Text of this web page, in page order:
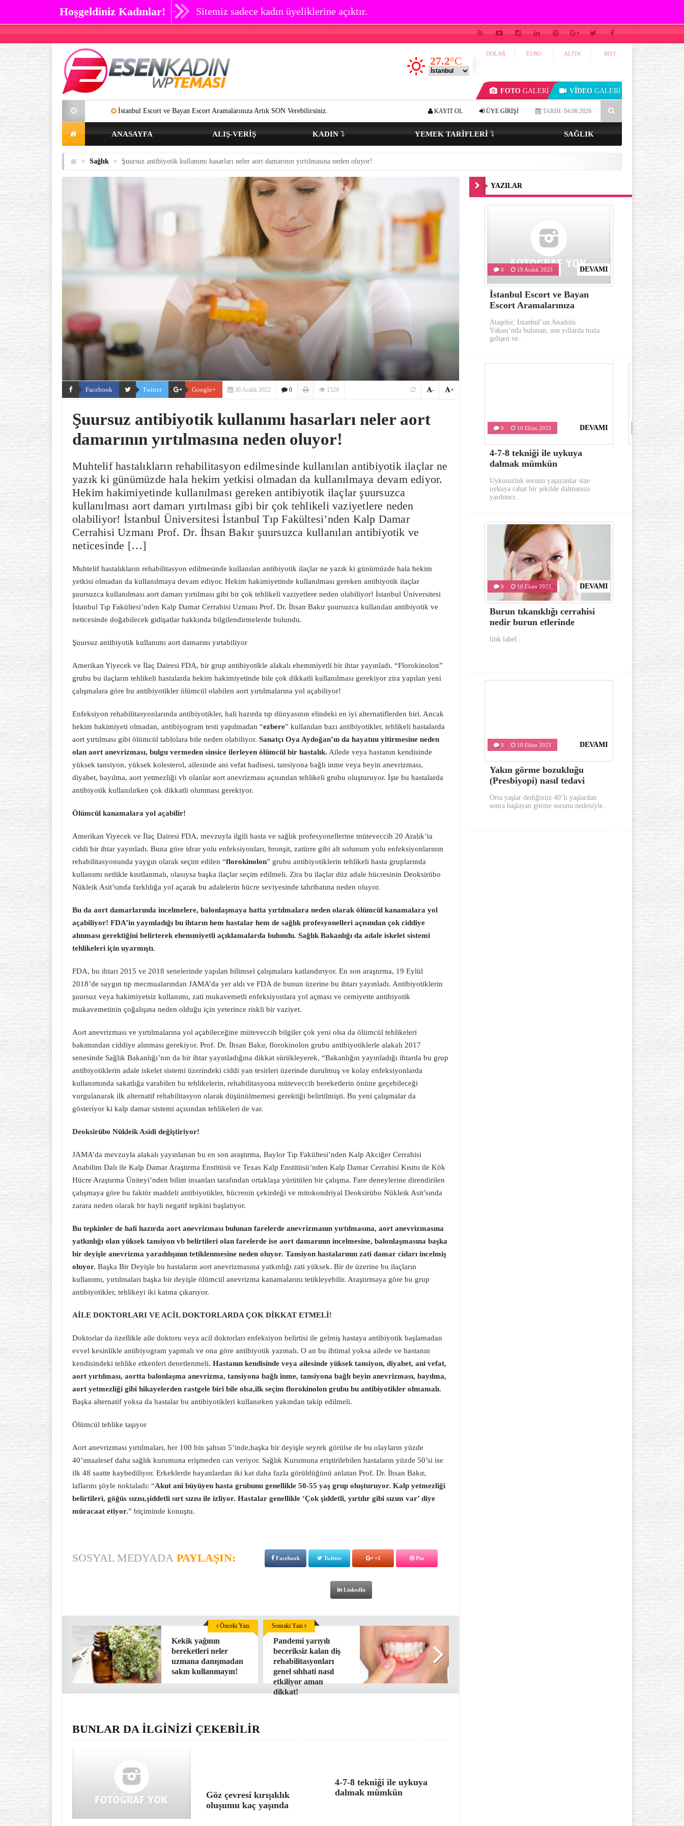
Hoşgeldiniz Kadınlar! Sitemiz sadece kadın üyeliklerine açıktır.
FOTO GALERİ VİDEO GALERİ
DOLAR EURO ALTIN BIST
27.2°C
İstanbul Escort ve Bayan Escort Aramalarınıza Artık SON Verebilirsiniz. Göz çevresi kırışıklık oluşumu kaç yaşında başlar? Açık tenli ve renkli gözlüyseniz… 4-7-8 tekniği ile uykuya dalmak
TARİH: 04.08.2026
ÜYE GİRİŞİ
KAYIT OL
ANASAYFA ALIŞ-VERIŞ KADIN YEMEK TARIFLERI SAĞLIK
» Sağlık » Şuursuz antibiyotik kullanımı hasarları neler aort damarının yırtılmasına neden oluyor!
Facebook Twitter Google+ 30 Aralık 2022 0 1529 +
-
Şuursuz antibiyotik kullanımı hasarları neler aort
damarının yırtılmasına neden oluyor!
Muhtelif hastalıkların rehabilitasyon edilmesinde kullanılan antibiyotik ilaçlar ne
yazık ki günümüzde hala hekim yetkisi olmadan da kullanılmaya devam ediyor.
Hekim hakimiyetinde kullanılması gereken antibiyotik ilaçlar şuursuzca
kullanılması aort damarı yırtılması gibi bir çok tehlikeli vaziyetlere neden
olabiliyor! İstanbul Üniversitesi İstanbul Tıp Fakültesi’nden Kalp Damar
Cerrahisi Uzmanı Prof. Dr. İhsan Bakır şuursuzca kullanılan antibiyotik ve
neticesinde […]
Muhtelif hastalıkların rehabilitasyon edilmesinde kullanılan antibiyotik ilaçlar ne yazık ki günümüzde hala hekim
yetkisi olmadan da kullanılmaya devam ediyor. Hekim hakimiyetinde kullanılması gereken antibiyotik ilaçlar
şuursuzca kullanılması aort damarı yırtılması gibi bir çok tehlikeli vaziyetlere neden olabiliyor! İstanbul Üniversitesi
İstanbul Tıp Fakültesi’nden Kalp Damar Cerrahisi Uzmanı Prof. Dr. İhsan Bakır şuursuzca kullanılan antibiyotik ve
neticesinde doğabilecek gidişatlar hakkında bilgilendirmelerde bulundu.
Şuursuz antibiyotik kullanımı aort damarını yırtabiliyor
Amerikan Yiyecek ve İlaç Dairesi FDA, bir grup antibiyotikle alakalı ehemmiyetli bir ihtar yayınladı. “Florokinolon”
grubu bu ilaçların tehlikeli hastalarda hekim hakimiyetinde bile çok dikkatli kullanılması gerekiyor zira yapılan yeni
çalışmalara göre bu antibiyotikler ölümcül olabilen aort yırtılmalarına yol açabiliyor!
Enfeksiyon rehabilitasyonlarında antibiyotikler, hali hazırda tıp dünyasının elindeki en iyi alternatiflerden biri. Ancak
hekim hakimiyeti olmadan, antibiyogram testi yapılmadan “ezbere” kullanılan bazı antibiyotikler, tehlikeli hastalarda
aort yırtılması gibi ölümcül tablolara bile neden olabiliyor. Sanatçı Oya Aydoğan’ın da hayatını yitirmesine neden
olan aort anevrizması, bulgu vermeden sinsice ilerleyen ölümcül bir hastalık. Ailede veya hastanın kendisinde
yüksek tansiyon, yüksek kolesterol, ailesinde ani vefat hadisesi, tansiyona bağlı inme veya beyin anevrizması,
diyabet, bayılma, aort yetmezliği vb olanlar aort anevrizması açısından tehlikeli grubu oluşturuyor. İşte bu hastalarda
antibiyotik kullanılırken çok dikkatli olunması gerekiyor.
Ölümcül kanamalara yol açabilir!
Amerikan Yiyecek ve İlaç Dairesi FDA, mevzuyla ilgili hasta ve sağlık profesyonellerine müteveccih 20 Aralık’ta
ciddi bir ihtar yayınladı. Buna göre idrar yolu enfeksiyonları, bronşit, zatürre gibi alt solunum yolu enfeksiyonlarının
rehabilitasyonunda yaygın olarak seçim edilen “florokinolon” grubu antibiyotiklerin tehlikeli hasta gruplarında
kullanımı netlikle kısıtlanmalı, olasıysa başka ilaçlar seçim edilmeli. Zira bu ilaçlar düz adale hücresinin Deoksirübo
Nükleik Asit’sında farklılığa yol açarak bu adalelerin hücre seviyesinde tahribatına neden oluyor.
Bu da aort damarlarında incelmelere, balonlaşmaya hatta yırtılmalara neden olarak ölümcül kanamalara yol
açabiliyor! FDA’in yayınladığı bu ihtarın hem hastalar hem de sağlık profesyonelleri açısından çok ciddiye
alınması gerektiğini belirterek ehemmiyetli açıklamalarda bulundu. Sağlık Bakanlığı da adale iskelet sistemi
tehlikeleri için uyarmıştı.
FDA, bu ihtarı 2015 ve 2018 senelerinde yapılan bilimsel çalışmalara katlandırıyor. En son araştırma, 19 Eylül
2018’de saygın tıp mecmualarından JAMA’da yer aldı ve FDA de bunun üzerine bu ihtarı yayınladı. Antibiyotiklerin
şuursuz veya hakimiyetsiz kullanımı, zati mukavemetli enfeksiyonlara yol açması ve cemiyette antibiyotik
mukavemetinin çoğalışına neden olduğu için yeterince riskli bir vaziyet.
Aort anevrizması ve yırtılmalarına yol açabileceğine müteveccih bilgiler çok yeni olsa da ölümcül tehlikeleri
bakımından ciddiye alınması gerekiyor. Prof. Dr. İhsan Bakır, florokinolon grubu antibiyotiklerle alakalı 2017
senesinde Sağlık Bakanlığı’nın da bir ihtar yayınladığına dikkat sürükleyerek, “Bakanlığın yayınladığı ihtarda bu grup
antibiyotiklerin adale iskelet sistemi üzerindeki ciddi yan tesirleri üzerinde durulmuş ve kolay enfeksiyonlarda
kullanımında sakatlığa varabilen bu tehlikelerin, rehabilitasyona müteveccih bereketlerin önüne geçebileceği
vurgulanarak ilk alternatif rehabilitasyon olarak düşünülmemesi gerektiği belirtilmişti. Bu yeni çalışmalar da
gösteriyor ki kalp damar sistemi açısından tehlikeleri de var.
Deoksirübo Nükleik Asidi değiştiriyor!
JAMA’da mevzuyla alakalı yayınlanan bu en son araştırma, Baylor Tıp Fakültesi’nden Kalp Akciğer Cerrahisi
Anabilim Dalı ile Kalp Damar Araştırma Enstitüsü ve Texas Kalp Enstitüsü’nden Kalp Damar Cerrahisi Kısmı ile Kök
Hücre Araştırma Üniteyi’nden bilim insanları tarafından ortaklaşa yürütülen bir çalışma. Fare deneylerine direndirilen
çalışmaya göre bu faktör maddeli antibiyotikler, hücrenin çekirdeği ve mitokondriyal Deoksirübo Nükleik Asit’sında
zarara neden olarak bir hayli negatif tepkini başlatıyor.
Bu tepkinler de hali hazırda aort anevrizması bulunan farelerde anevrizmanın yırtılmasına, aort anevrizmasına
yatkınlığı olan yüksek tansiyon vb belirtileri olan farelerde ise aort damarının incelmesine, balonlaşmasına başka
bir deyişle anevrizma yaradılışının tetiklenmesine neden oluyor. Tansiyon hastalarının zati damar cidarı incelmiş
oluyor. Başka Bir Deyişle bu hastaların aort anevrizmasına yatkınlığı zati yüksek. Bir de üzerine bu ilaçların
kullanımı, yırtılmaları başka bir deyişle ölümcül anevrizma kanamalarını tetikleyebilir. Araştırmaya göre bu grup
antibiyotikler, tehlikeyi iki katına çıkarıyor.
AİLE DOKTORLARI VE ACİL DOKTORLARDA ÇOK DİKKAT ETMELİ!
Doktorlar da özellikle aile doktoru veya acil doktorları enfeksiyon belirtisi ile gelmiş hastaya antibiyotik başlamadan
evvel kesinlikle antibiyogram yapmalı ve ona göre antibiyotik yazmalı. O an bu ihtimal yoksa ailede ve hastanın
kendisindeki tehlike etkenleri denetlenmeli. Hastanın kendisinde veya ailesinde yüksek tansiyon, diyabet, ani vefat,
aort yırtılması, aortta balonlaşma anevrizma, tansiyona bağlı inme, tansiyona bağlı beyin anevrizması, bayılma,
aort yetmezliği gibi hikayelerden rastgele biri bile olsa,ilk seçim florokinolon grubu bu antibiyotikler olmamalı.
Başka alternatif yoksa da hastalar bu antibiyotikleri kullanırken yakından takip edilmeli.
Ölümcül tehlike taşıyor
Aort anevrizması yırtılmaları, her 100 bin şahsın 5’inde,başka bir deyişle seyrek görülse de bu olayların yüzde
40’ımaalesef daha sağlık kurumuna erişmeden can veriyor. Sağlık Kurumuna eriştirilebilen hastaların yüzde 50’si ise
ilk 48 saatte kaybediliyor. Erkeklerde bayanlardan iki kat daha fazla görüldüğünü anlatan Prof. Dr. İhsan Bakır,
laflarını şöyle noktaladı: “Akut ani büyüyen hasta grubunu genellikle 50-55 yaş grup oluşturuyor. Kalp yetmezliği
belirtileri, göğüs sızısı,şiddetli sırt sızısı ile izliyor. Hastalar genellikle ‘Çok şiddetli, yırtılır gibi sızım var’ diye
müracaat etiyor.” biçiminde konuştu.
SOSYAL MEDYADA PAYLAŞIN: Facebook Twitter +1 Pin
LinkedIn
Kekik yağının
bereketleri neler
uzmana danışmadan
sakın kullanmayın!
Önceki Yazı
Pandemi yarıyılı
beceriksiz kalan diş
rehabilitasyonları
genel sıhhati nasıl
etkiliyor aman
dikkat!
Sonraki Yazı
BUNLAR DA İLGİNİZİ ÇEKEBİLİR
Göz çevresi kırışıklık
oluşumu kaç yaşında
4-7-8 tekniği ile uykuya
dalmak mümkün
YAZILAR
DEVAMI
0 19 Aralık 2023
İstanbul Escort ve Bayan
Escort Aramalarınıza
Ataşehir, İstanbul’un Anadolu
Yakası’nda bulunan, son yıllarda hızla
gelişen ve..
10
Göz
oluşumu
Göz
önemli
DEVAMI
0 10 Ekim 2023
4-7-8 tekniği ile uykuya
dalmak mümkün
Uykusuzluk sorunu yaşayanlar size
uykuya rahat bir şekilde dalmanıza
yardımcı..
0 10 Ekim
Varis
aylarında
Gerek görünümü
oldukça dikkat
hastalıklardan..
DEVAMI
0 10 Ekim 2023
Burun tıkanıklığı cerrahisi
nedir burun etlerinde
link label..
0
İlk yardım
link label..
DEVAMI
0 10 Ekim 2023
Yakın görme bozukluğu
(Presbiyopi) nasıl tedavi
Orta yaşlar dediğimiz 40’lı yaşlardan
sonra başlayan görme sorunu nedeniyle..
0
bunları
Sabahları
yerinde